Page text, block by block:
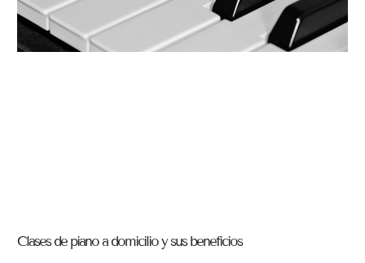
Clases de piano a domicilio y sus beneficios